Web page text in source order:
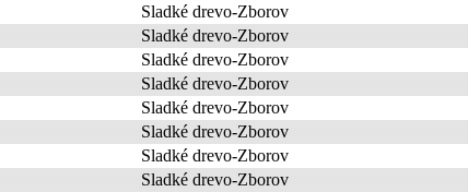
Sladké drevo-Zborov
Sladké drevo-Zborov
Sladké drevo-Zborov
Sladké drevo-Zborov
Sladké drevo-Zborov
Sladké drevo-Zborov
Sladké drevo-Zborov
Sladké drevo-Zborov